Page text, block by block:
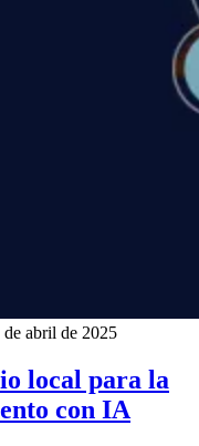
abril de 2025
local para la
con IA